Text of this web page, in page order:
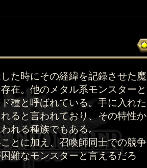
た時にその経緯を記録させた魔
在。他のメタル系モンスターと
種と呼ばれている。手に入れた
ると言われており、その特性か
れる種族でもある。
とに加え、召喚師同士での競争
難なモンスターと言えるだろ